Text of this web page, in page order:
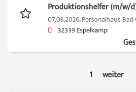
Produktionshelfer (m/w/
07.08.2026,Personalhaus
32339 Espelkamp
1 weiter